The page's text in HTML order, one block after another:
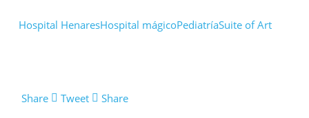
Hospital HenaresHospital mágicoPediatríaSuite of Art
Share Tweet Share